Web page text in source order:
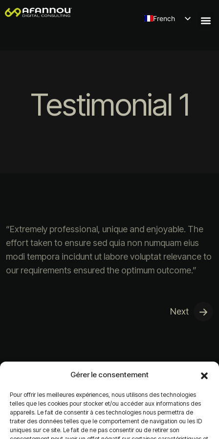
Gérer le consentement
Pour offrir les meilleures expériences, nous utilisons des technologies
telles que les cookies pour stocker et/ou accéder aux informations des
appareils. Le fait de consentir à ces technologies nous permettra de
traiter des données telles que le comportement de navigation ou les ID
uniques sur ce site. Le fait de ne pas consentir ou de retirer son
French
Testimonial 1
“Extremely professional, unique and enjoyable. The
effort taken to ensure sed quia non numquam eius
modi tempora incidunt ut labore voluptat relevance to
our requirements ensured the optimum outcome.”
Next